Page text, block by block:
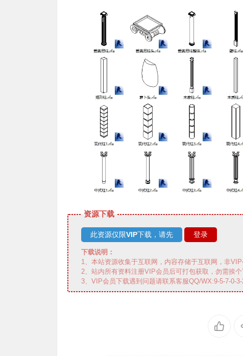
资源下载
此资源仅限VIP下载，请先 登录
下载说明：
1、本站资源收集于互联网，内容存储于互联网，非VIP
2、站内所有资料注册VIP会员后可打包获取，勿需挨个
3、VIP会员下载遇到问题请联系客服QQ/WX:9-5-7-0-3-